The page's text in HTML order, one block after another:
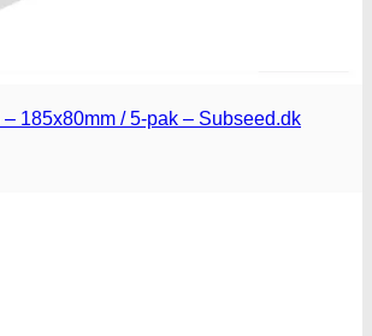
185x80mm / 5-pak – Subseed.dk